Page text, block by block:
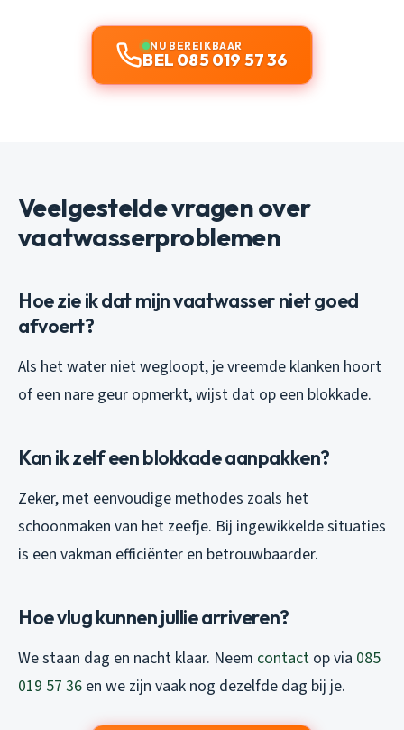
NU BEREIKBAAR
BEL 085 019 57 36
Veelgestelde vragen over
vaatwasserproblemen
Hoe zie ik dat mijn vaatwasser niet goed
afvoert?
Als het water niet wegloopt, je vreemde klanken hoort
of een nare geur opmerkt, wijst dat op een blokkade.
Kan ik zelf een blokkade aanpakken?
Zeker, met eenvoudige methodes zoals het
schoonmaken van het zeefje. Bij ingewikkelde situaties
is een vakman efficiënter en betrouwbaarder.
Hoe vlug kunnen jullie arriveren?
We staan dag en nacht klaar. Neem contact op via 085
019 57 36 en we zijn vaak nog dezelfde dag bij je.